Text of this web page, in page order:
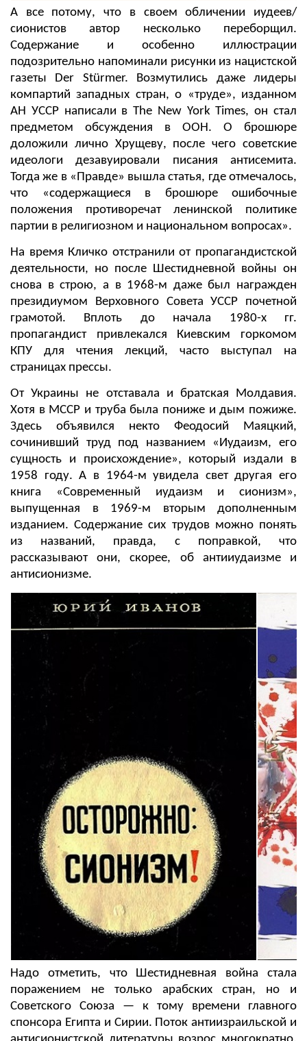
А все потому, что в своем обличении иудеев/
сионистов автор несколько переборщил.
Содержание и особенно иллюстрации
подозрительно напоминали рисунки из нацистской
газеты Der Stürmer. Возмутились даже лидеры
компартий западных стран, о «труде», изданном
АН УССР написали в The New York Times, он стал
предметом обсуждения в ООН. О брошюре
доложили лично Хрущеву, после чего советские
идеологи дезавуировали писания антисемита.
Тогда же в «Правде» вышла статья, где отмечалось,
что «содержащиеся в брошюре ошибочные
положения противоречат ленинской политике
партии в религиозном и национальном вопросах».
На время Кличко отстранили от пропагандистской
деятельности, но после Шестидневной войны он
снова в строю, а в 1968-м даже был награжден
президиумом Верховного Совета УССР почетной
грамотой. Вплоть до начала 1980-х гг.
пропагандист привлекался Киевским горкомом
КПУ для чтения лекций, часто выступал на
страницах прессы.
От Украины не отставала и братская Молдавия.
Хотя в МССР и труба была пониже и дым пожиже.
Здесь объявился некто Феодосий Маяцкий,
сочинивший труд под названием «Иудаизм, его
сущность и происхождение», который издали в
1958 году. А в 1964-м увидела свет другая его
книга «Современный иудаизм и сионизм»,
выпущенная в 1969-м вторым дополненным
изданием. Содержание сих трудов можно понять
из названий, правда, с поправкой, что
рассказывают они, скорее, об антииудаизме и
антисионизме.
Надо отметить, что Шестидневная война стала
поражением не только арабских стран, но и
Советского Союза — к тому времени главного
спонсора Египта и Сирии. Поток антиизраильской и